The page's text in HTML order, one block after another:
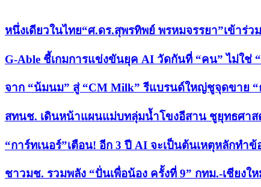
หนึ่งเดียวในไทย“ศ.ดร.สุพรทิพย์ พรหมจรรยา”เข้
G-Able ชี้เกมการแข่งขันยุค AI วัดกันที่ “คน” ไม่ใช่
จาก “น้มนม” สู่ “CM Milk” รีแบรนด์ใหญ่ชูจุดขาย
สทนช. เดินหน้าแผนแม่บทลุ่มน้ำโขงอีสาน ชูยุทธศาส
“การ์ทเนอร์”เตือน! อีก 3 ปี AI จะเป็นต้นเหตุหลักทำ
ชาวมช. รวมพลัง “ปั่นเพื่อน้อง ครั้งที่ 9” กทม.-เชียง